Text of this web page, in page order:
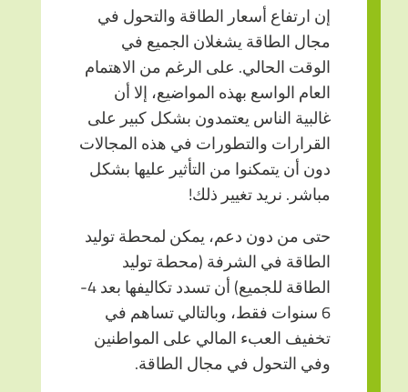
إن ارتفاع أسعار الطاقة والتحول في
مجال الطاقة يشغلان الجميع في
الوقت الحالي. على الرغم من الاهتمام
العام الواسع بهذه المواضيع، إلا أن
غالبية الناس يعتمدون بشكل كبير على
القرارات والتطورات في هذه المجالات
دون أن يتمكنوا من التأثير عليها بشكل
مباشر. نريد تغيير ذلك!
حتى من دون دعم، يمكن لمحطة توليد
الطاقة في الشرفة (محطة توليد
الطاقة للجميع) أن تسدد تكاليفها بعد 4-
6 سنوات فقط، وبالتالي تساهم في
تخفيف العبء المالي على المواطنين
وفي التحول في مجال الطاقة.